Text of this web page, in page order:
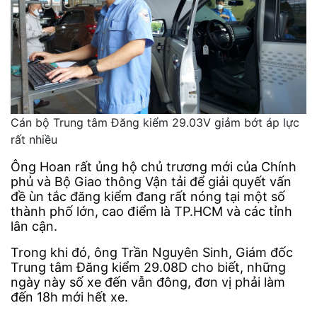
Cán bộ Trung tâm Đăng kiểm 29.03V giảm bớt áp lực
rất nhiều
Ông Hoan rất ủng hộ chủ trương mới của Chính
phủ và Bộ Giao thông Vận tải để giải quyết vấn
đề ùn tắc đăng kiểm đang rất nóng tại một số
thành phố lớn, cao điểm là TP.HCM và các tỉnh
lân cận.
Trong khi đó, ông Trần Nguyên Sinh, Giám đốc
Trung tâm Đăng kiểm 29.08D cho biết, những
ngày này số xe đến vẫn đông, đơn vị phải làm
đến 18h mới hết xe.